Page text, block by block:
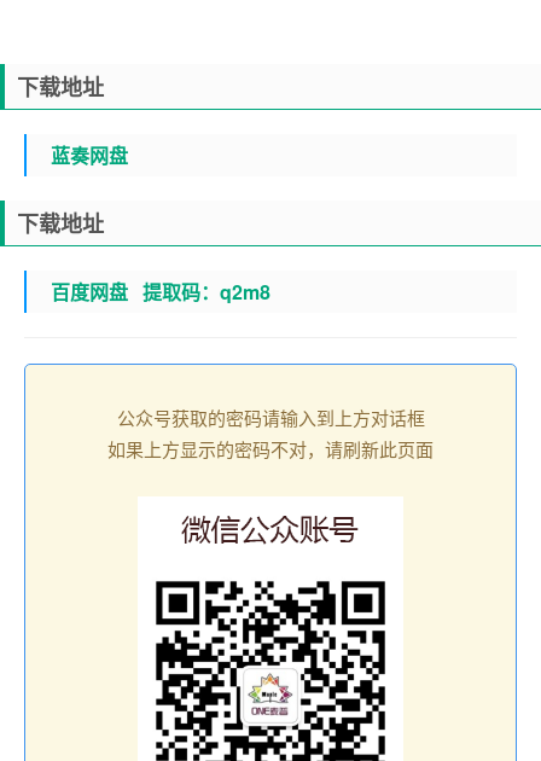
下载地址
蓝奏网盘
下载地址
百度网盘 提取码： q2m8
公众号获取的密码请输入到上方对话框
如果上方显示的密码不对，请刷新此页面